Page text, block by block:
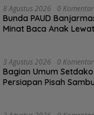
8 Agustus 2026 0 Komentar
Bunda PAUD
Minat Baca Anak
3 Agustus 2026 0 Komentar
Bagian Umum
Persiapan Pisah